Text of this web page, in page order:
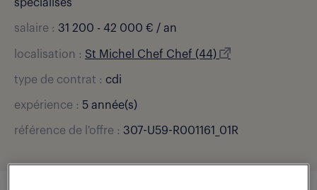
spécialisés
salaire : 31 200 - 42 000 € / an
localisation : St Michel Chef Chef (44)
type de contrat : cdi
expérience : 5 année(s)
référence de l'offre : 307-U59-R001161_01R